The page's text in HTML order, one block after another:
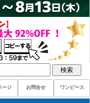
検索
ージ お問合せ ワンピース